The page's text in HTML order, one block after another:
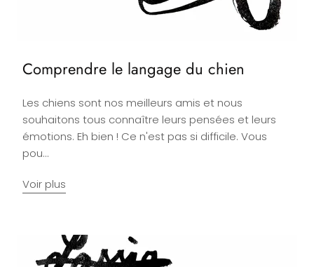
Comprendre le langage du chien
Les chiens sont nos meilleurs amis et nous
souhaitons tous connaître leurs pensées et leurs
émotions. Eh bien ! Ce n'est pas si difficile. Vous
pou...
Voir plus